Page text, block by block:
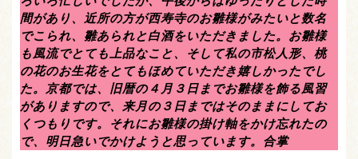
間があり、近所の方が西寿寺のお雛様がみたいと数名
でこられ、雛あられと白酒をいただきました。お雛様
も風流でとても上品なこと、そして私の市松人形、桃
の花のお生花をとてもほめていただき嬉しかったでし
た。京都では、旧暦の４月３日までお雛様を飾る風習
がありますので、来月の３日まではそのままにしてお
くつもりです。それにお雛様の掛け軸をかけ忘れたの
で、明日急いでかけようと思っています。合掌